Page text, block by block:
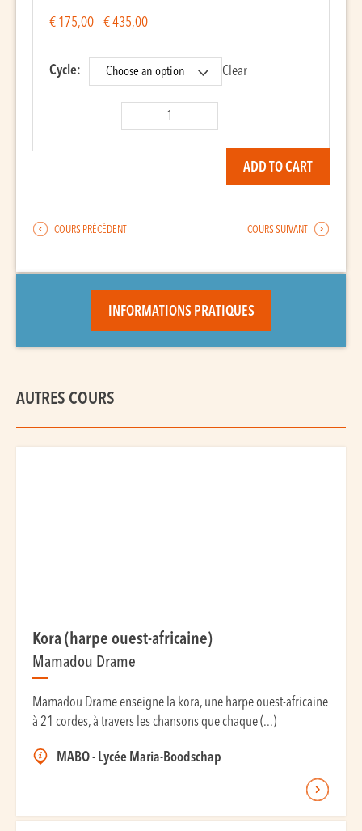
€ 175,00–€435,00
Cycle: Clear
ADD TO CART
COURS PRÉCÉDENT COURS SUIVANT
INFORMATIONS PRATIQUES
AUTRES COURS
Kora (harpe ouest-africaine)
Mamadou Drame
Mamadou Drame enseigne la kora, une harpe ouest-africaine
à 21 cordes, à travers les chansons que chaque (...)
MABO - Lycée Maria-Boodschap